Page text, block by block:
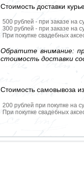
Стоимость доставки
500 рублей - при заказе на
300 рублей - при заказе на
При покупке свадебных
Обратите внимание:
стоимость доставки
Стоимость самовывоза
200 рублей при покупке на
При покупке свадебных